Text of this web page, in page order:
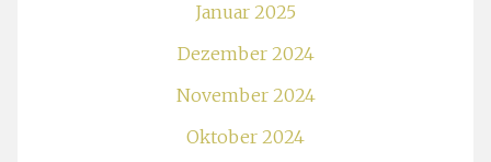
Januar 2025
Dezember 2024
November 2024
Oktober 2024